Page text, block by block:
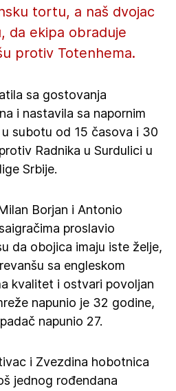
tortu, a naš dvojac
da ekipa obraduje
protiv Totenhema.
sa gostovanja
i nastavila sa napornim
subotu od 15 časova i 30
Radnika u Surdulici u
Srbije.
Borjan i Antonio
proslavio
da obojica imaju iste želje,
sa engleskom
kvalitet i ostvari povoljan
napunio je 32 godine,
napunio 27.
i Zvezdina hobotnica
jednog rođendana